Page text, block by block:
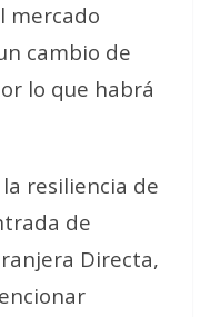
mercado
cambio de
lo que habrá
resiliencia de
de
Directa,